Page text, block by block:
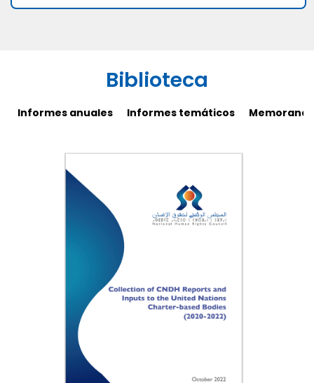
Biblioteca
Informes anuales Informes temáticos